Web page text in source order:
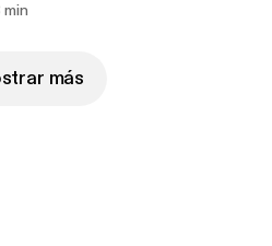
min
más